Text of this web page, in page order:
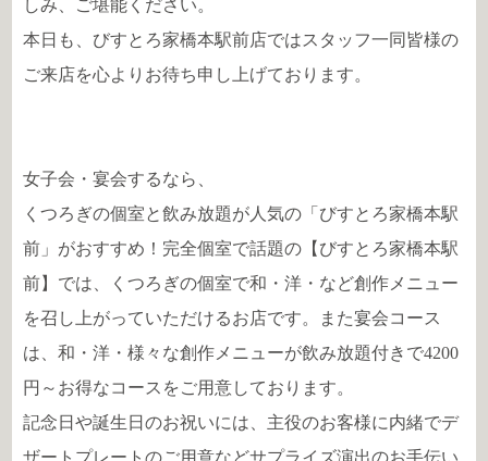
しみ、ご堪能ください。
本日も、びすとろ家橋本駅前店ではスタッフ一同皆様の
ご来店を心よりお待ち申し上げております。
女子会・宴会するなら、
くつろぎの個室と飲み放題が人気の「びすとろ家橋本駅
前」がおすすめ！完全個室で話題の【びすとろ家橋本駅
前】では、くつろぎの個室で和・洋・など創作メニュー
を召し上がっていただけるお店です。また宴会コース
は、和・洋・様々な創作メニューが飲み放題付きで4200
円～お得なコースをご用意しております。
記念日や誕生日のお祝いには、主役のお客様に内緒でデ
ザートプレートのご用意などサプライズ演出のお手伝い